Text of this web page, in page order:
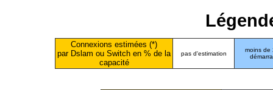
Connexions estimées (*)
par Dslam ou Switch en % de la
capacité
pas d'estimation
moins de